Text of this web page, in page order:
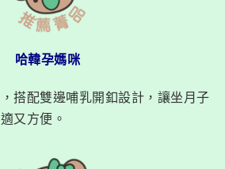
哈韓孕媽咪
搭配雙邊哺乳開釦設計，讓坐月子
又方便。